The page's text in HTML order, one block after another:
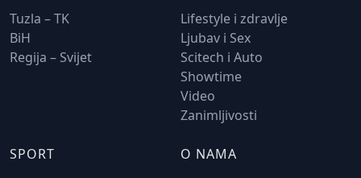
Tuzla – TK
BiH
Regija – Svijet
Lifestyle i zdravlje
Ljubav i Sex
Scitech i Auto
Showtime
Video
Zanimljivosti
SPORT
O NAMA